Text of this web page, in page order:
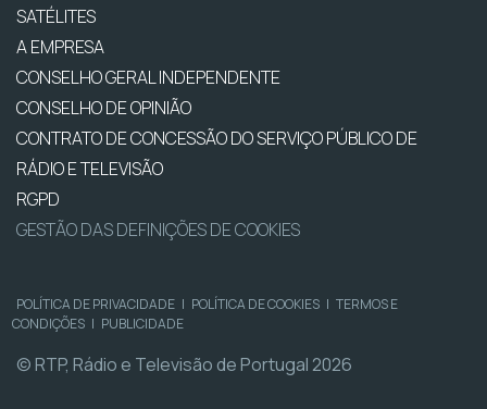
SATÉLITES
A EMPRESA
CONSELHO GERAL INDEPENDENTE
CONSELHO DE OPINIÃO
CONTRATO DE CONCESSÃO DO SERVIÇO PÚBLICO DE
RÁDIO E TELEVISÃO
RGPD
GESTÃO DAS DEFINIÇÕES DE COOKIES
POLÍTICA DE PRIVACIDADE | POLÍTICA DE COOKIES | TERMOS E
CONDIÇÕES | PUBLICIDADE
© RTP, Rádio e Televisão de Portugal 2026